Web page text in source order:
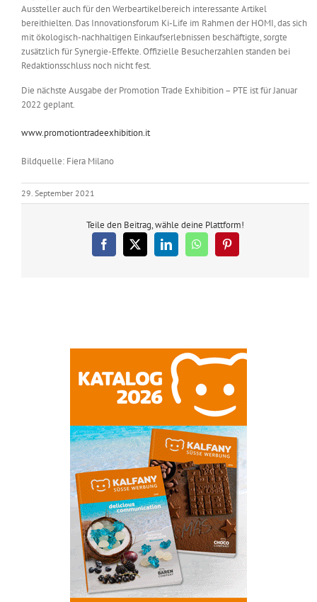
Aussteller auch für den Werbeartikelbereich interessante Artikel
bereithielten. Das Innovationsforum Ki-Life im Rahmen der HOMI, das sich
mit ökologisch-nachhaltigen Einkaufserlebnissen beschäftigte, sorgte
zusätzlich für Synergie-Effekte. Offizielle Besucherzahlen standen bei
Redaktionsschluss noch nicht fest.
Die nächste Ausgabe der Promotion Trade Exhibition – PTE ist für Januar
2022 geplant.
www.promotiontradeexhibition.it
Bildquelle: Fiera Milano
29. September 2021
Teile den Beitrag, wähle deine Plattform!
Facebook
X LinkedInWhatsAppPinterest